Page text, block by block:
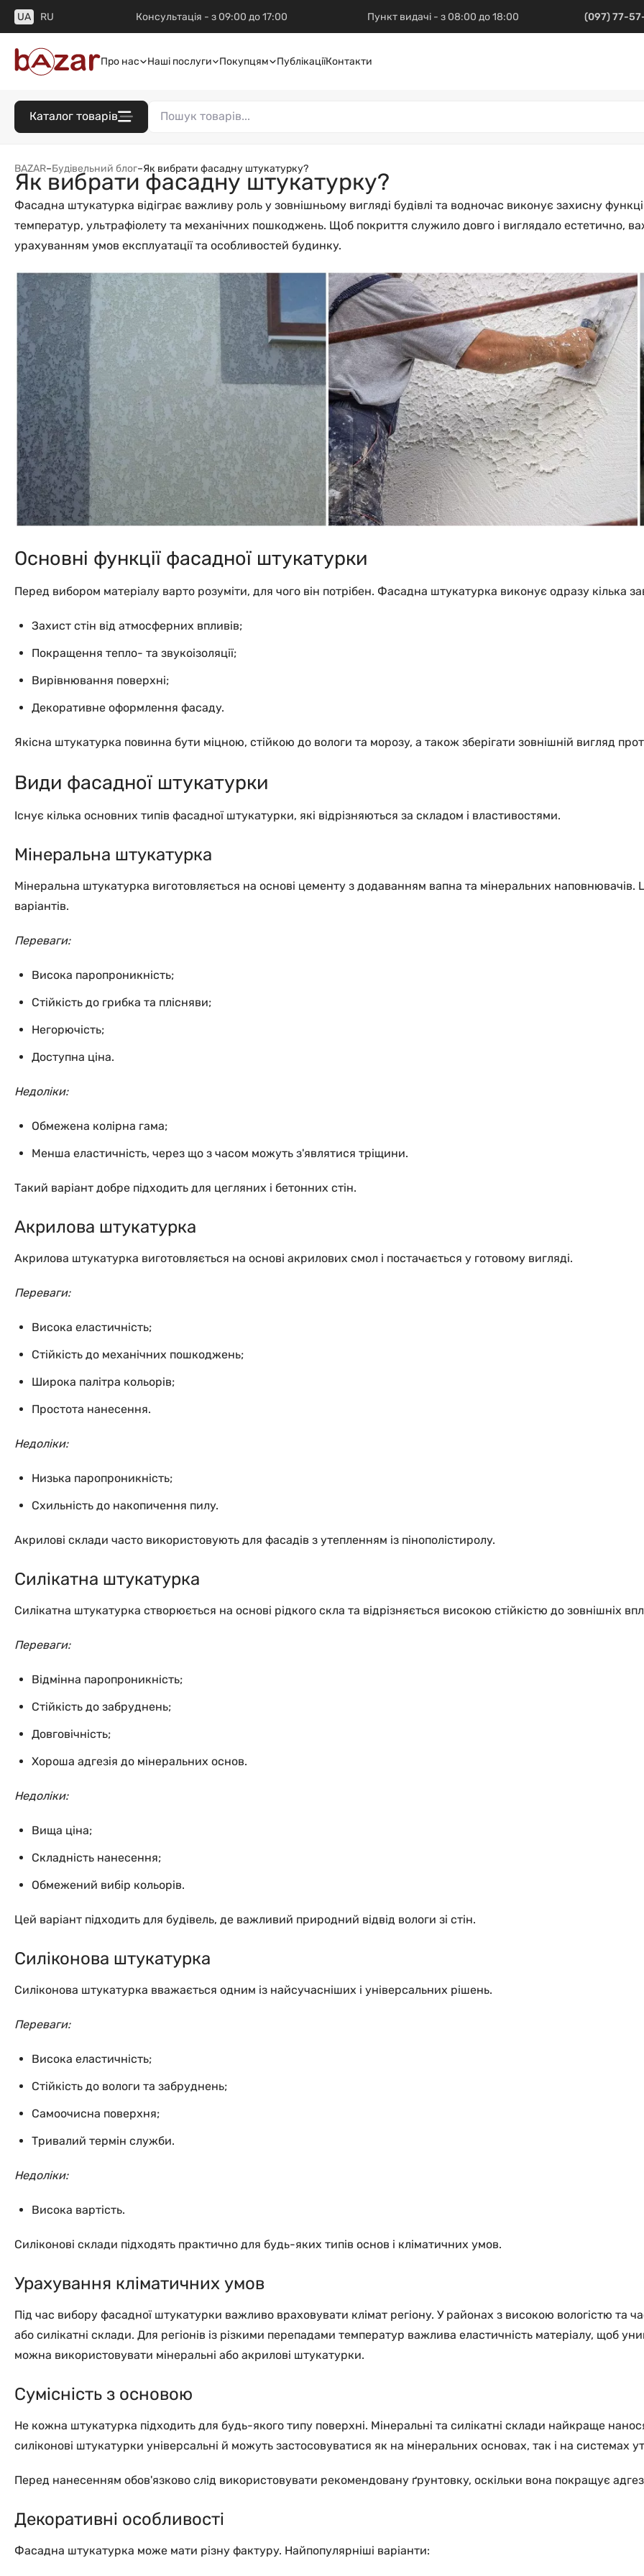
UA RU Консультація - з 09:00 до 17:00 Пункт видачі - з 08:00 до 18:00 (097) 77-
Про нас Наші послуги Покупцям ПублікаціїКонтакти
Каталог товарів
BAZAR–Будівельний блог–Як вибрати фасадну штукатурку?
Як вибрати фасадну штукатурку?
Фасадна штукатурка відіграє важливу роль у зовнішньому вигляді будівлі та водночас виконує захисну
температур, ультрафіолету та механічних пошкоджень. Щоб покриття служило довго і виглядало естетично,
урахуванням умов експлуатації та особливостей будинку.
Основні функції фасадної штукатурки
Перед вибором матеріалу варто розуміти, для чого він потрібен. Фасадна штукатурка виконує одразу кілька
Захист стін від атмосферних впливів;
Покращення тепло- та звукоізоляції;
Вирівнювання поверхні;
Декоративне оформлення фасаду.
Якісна штукатурка повинна бути міцною, стійкою до вологи та морозу, а також зберігати зовнішній вигляд
Види фасадної штукатурки
Існує кілька основних типів фасадної штукатурки, які відрізняються за складом і властивостями.
Мінеральна штукатурка
Мінеральна штукатурка виготовляється на основі цементу з додаванням вапна та мінеральних наповнювачів.
варіантів.
Переваги:
Висока паропроникність;
Стійкість до грибка та плісняви;
Негорючість;
Доступна ціна.
Недоліки:
Обмежена колірна гама;
Менша еластичність, через що з часом можуть з'являтися тріщини.
Такий варіант добре підходить для цегляних і бетонних стін.
Акрилова штукатурка
Акрилова штукатурка виготовляється на основі акрилових смол і постачається у готовому вигляді.
Переваги:
Висока еластичність;
Стійкість до механічних пошкоджень;
Широка палітра кольорів;
Простота нанесення.
Недоліки:
Низька паропроникність;
Схильність до накопичення пилу.
Акрилові склади часто використовують для фасадів з утепленням із пінополістиролу.
Силікатна штукатурка
Силікатна штукатурка створюється на основі рідкого скла та відрізняється високою стійкістю до зовнішніх
Переваги:
Відмінна паропроникність;
Стійкість до забруднень;
Довговічність;
Хороша адгезія до мінеральних основ.
Недоліки:
Вища ціна;
Складність нанесення;
Обмежений вибір кольорів.
Цей варіант підходить для будівель, де важливий природний відвід вологи зі стін.
Силіконова штукатурка
Силіконова штукатурка вважається одним із найсучасніших і універсальних рішень.
Переваги:
Висока еластичність;
Стійкість до вологи та забруднень;
Самоочисна поверхня;
Тривалий термін служби.
Недоліки:
Висока вартість.
Силіконові склади підходять практично для будь-яких типів основ і кліматичних умов.
Урахування кліматичних умов
Під час вибору фасадної штукатурки важливо враховувати клімат регіону. У районах з високою вологістю та
або силікатні склади. Для регіонів із різкими перепадами температур важлива еластичність матеріалу, щоб
можна використовувати мінеральні або акрилові штукатурки.
Сумісність з основою
Не кожна штукатурка підходить для будь-якого типу поверхні. Мінеральні та силікатні склади найкраще
силіконові штукатурки універсальні й можуть застосовуватися як на мінеральних основах, так і на системах
Перед нанесенням обов'язково слід використовувати рекомендовану ґрунтовку, оскільки вона покращує
Декоративні особливості
Фасадна штукатурка може мати різну фактуру. Найпопулярніші варіанти: